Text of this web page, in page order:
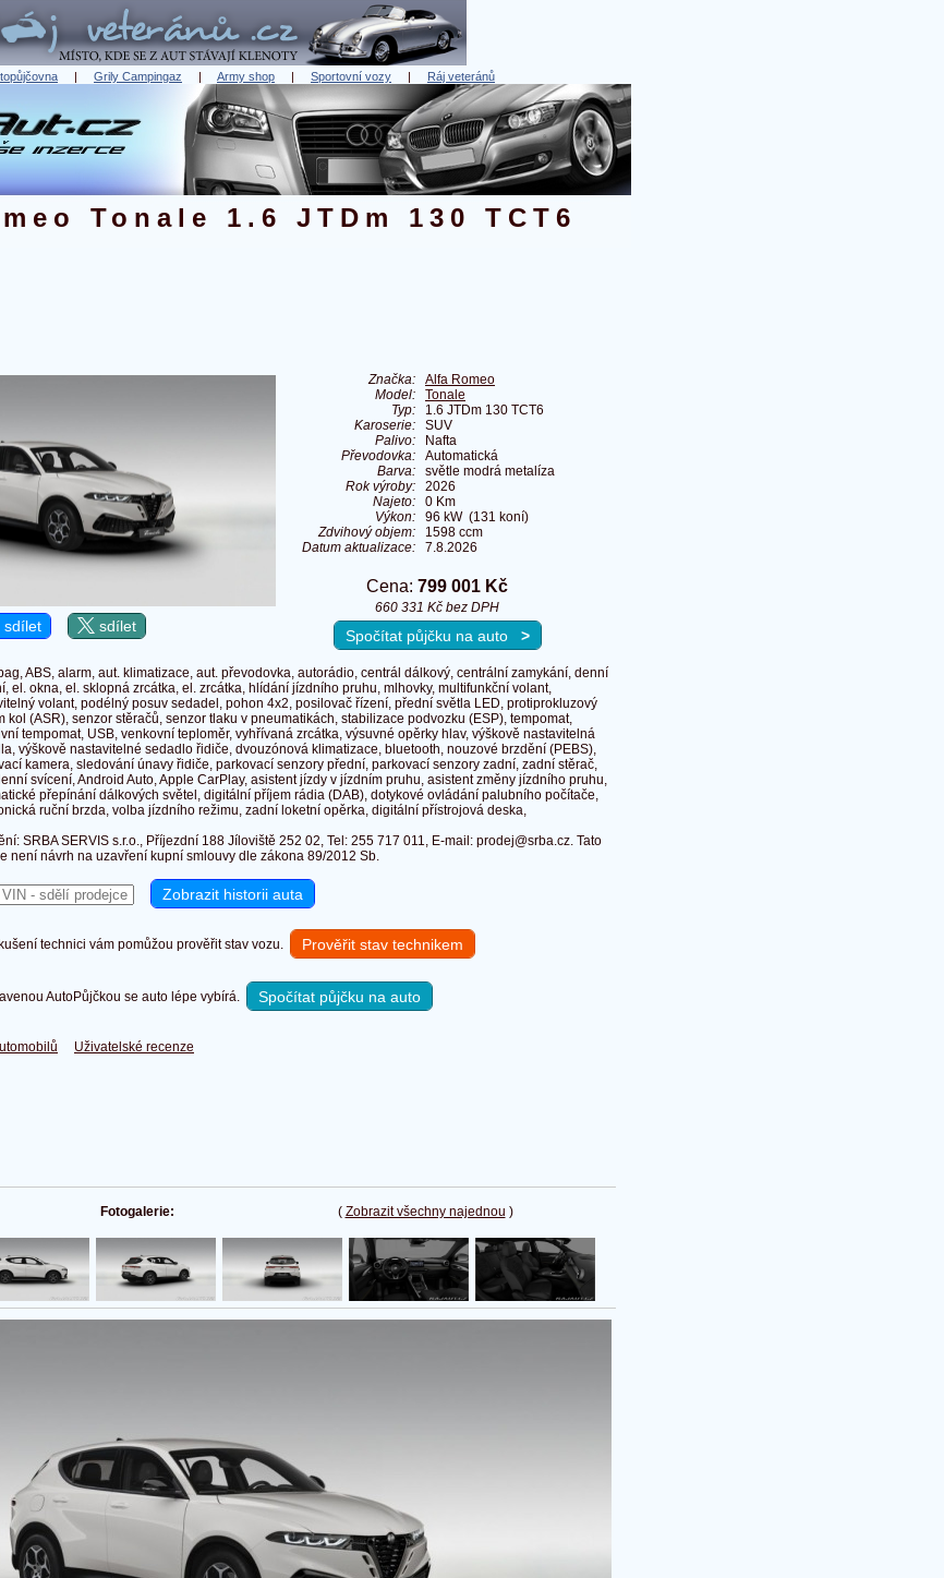
| Grily Campingaz | Army shop | Sportovní vozy | Ráj veteránů
Tonale 1.6 JTDm 130 TCT6
sdílet sdílet
Značka:
Alfa Romeo
Model:
Tonale
Typ:
1.6 JTDm 130 TCT6
Karoserie:
SUV
Palivo:
Nafta
Převodovka:
Automatická
Barva:
světle modrá metalíza
Rok výroby:
2026
Najeto:
0 Km
Výkon:
96 kW (131 koní)
Zdvihový objem:
1598 ccm
Datum aktualizace:
7.8.2026
Cena: 799 001 Kč
660 331 Kč bez DPH
Spočítat půjčku na auto >
ABS, alarm, aut. klimatizace, aut. převodovka, autorádio, centrál dálkový, centrální zamykání, denní
el. okna, el. sklopná zrcátka, el. zrcátka, hlídání jízdního pruhu, mlhovky, multifunkční volant,
volant, podélný posuv sedadel, pohon 4x2, posilovač řízení, přední světla LED, protiprokluzový
kol (ASR), senzor stěračů, senzor tlaku v pneumatikách, stabilizace podvozku (ESP), tempomat,
tempomat, USB, venkovní teploměr, vyhřívaná zrcátka, výsuvné opěrky hlav, výškově nastavitelná
výškově nastavitelné sedadlo řidiče, dvouzónová klimatizace, bluetooth, nouzové brzdění (PEBS),
kamera, sledování únavy řidiče, parkovací senzory přední, parkovací senzory zadní, zadní stěrač,
svícení, Android Auto, Apple CarPlay, asistent jízdy v jízdním pruhu, asistent změny jízdního pruhu,
přepínání dálkových světel, digitální příjem rádia (DAB), dotykové ovládání palubního počítače,
ruční brzda, volba jízdního režimu, zadní loketní opěrka, digitální přístrojová deska,
SRBA SERVIS s.r.o., Příjezdní 188 Jíloviště 252 02, Tel: 255 717 011, E-mail: prodej@srba.cz. Tato
není návrh na uzavření kupní smlouvy dle zákona 89/2012 Sb.
technici vám pomůžou prověřit stav vozu. Prověřit stav technikem
AutoPůjčkou se auto lépe vybírá. Spočítat půjčku na auto
Uživatelské recenze
( Zobrazit všechny najednou )
Fotogalerie: